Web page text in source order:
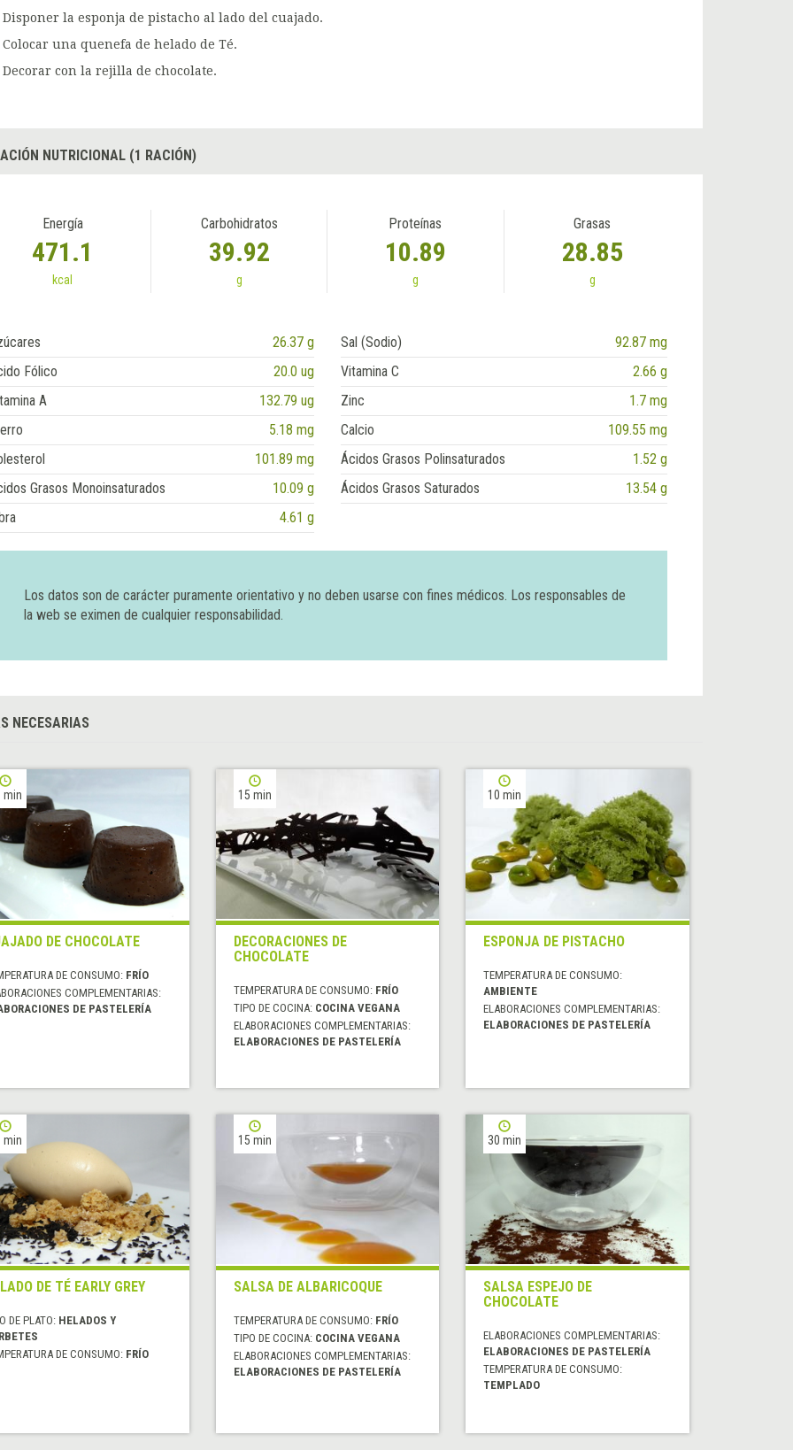
Disponer la esponja de pistacho al lado del cuajado.
Colocar una quenefa de helado de Té.
Decorar con la rejilla de chocolate.
NUTRICIONAL (1 RACIÓN)
Energía
471.1
kcal
Carbohidratos
39.92
g
Proteínas
10.89
g
Grasas
28.85
g
26.37 g Sal (Sodio)
92.87 mg
Fólico
20.0 ug Vitamina C
2.66 g
A
132.79 ug Zinc
1.7 mg
5.18 mg Calcio
109.55 mg
101.89 mg Ácidos Grasos Polinsaturados
1.52 g
Grasos Monoinsaturados
10.09 g Ácidos Grasos Saturados
13.54 g
4.61 g
Los datos son de carácter puramente orientativo y no deben usarse con fines médicos. Los responsables de
la web se eximen de cualquier responsabilidad.
NECESARIAS
min
DE CHOCOLATE
DE CONSUMO: FRÍO
COMPLEMENTARIAS:
DE PASTELERÍA
15 min
DECORACIONES DE
CHOCOLATE
TEMPERATURA DE CONSUMO: FRÍO
TIPO DE COCINA: COCINA VEGANA
ELABORACIONES COMPLEMENTARIAS:
ELABORACIONES DE PASTELERÍA
10 min
ESPONJA DE PISTACHO
TEMPERATURA DE CONSUMO:
AMBIENTE
ELABORACIONES COMPLEMENTARIAS:
ELABORACIONES DE PASTELERÍA
min
DE TÉ EARLY GREY
DE PLATO: HELADOS Y
DE CONSUMO: FRÍO
15 min
SALSA DE ALBARICOQUE
TEMPERATURA DE CONSUMO: FRÍO
TIPO DE COCINA: COCINA VEGANA
ELABORACIONES COMPLEMENTARIAS:
ELABORACIONES DE PASTELERÍA
30 min
SALSA ESPEJO DE
CHOCOLATE
ELABORACIONES COMPLEMENTARIAS:
ELABORACIONES DE PASTELERÍA
TEMPERATURA DE CONSUMO:
TEMPLADO